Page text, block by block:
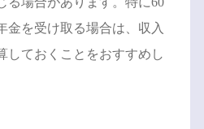
金を受け取る場合は、収入
しておくことをおすすめし